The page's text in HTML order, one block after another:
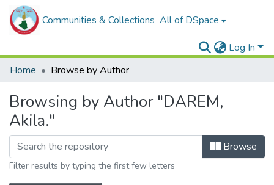
Communities & Collections All of DSpace
Log In
Home
Browse by Author
Browsing by Author "DAREM,
Akila."
Browse
Filter results by typing the first few letters